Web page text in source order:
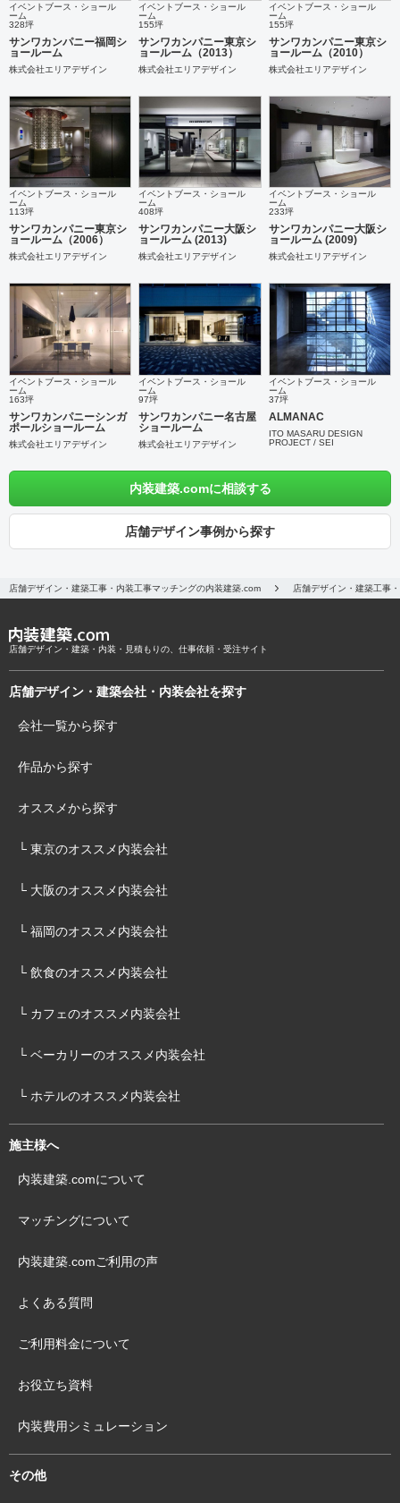
イベントブース・ショール
ーム
328坪
サンワカンパニー福岡シ
ョールーム
株式会社エリアデザイン
イベントブース・ショール
ーム
155坪
サンワカンパニー東京シ
ョールーム（2013）
株式会社エリアデザイン
イベントブース・ショール
ーム
155坪
サンワカンパニー東京シ
ョールーム（2010）
株式会社エリアデザイン
イベントブース・ショール
ーム
113坪
サンワカンパニー東京シ
ョールーム（2006）
株式会社エリアデザイン
イベントブース・ショール
ーム
408坪
サンワカンパニー大阪シ
ョールーム (2013)
株式会社エリアデザイン
イベントブース・ショール
ーム
233坪
サンワカンパニー大阪シ
ョールーム (2009)
株式会社エリアデザイン
イベントブース・ショール
ーム
163坪
サンワカンパニーシンガ
ポールショールーム
株式会社エリアデザイン
イベントブース・ショール
ーム
97坪
サンワカンパニー名古屋
ショールーム
株式会社エリアデザイン
イベントブース・ショール
ーム
37坪
ALMANAC
ITO MASARU DESIGN
PROJECT / SEI
内装建築.comに相談する
店舗デザイン事例から探す
店舗デザイン・建築工事・内装工事マッチングの内装建築.com 店舗デザイン・建築工事
店舗デザイン・建築・内装・見積もりの、仕事依頼・受注サイト
店舗デザイン・建築会社・内装会社を探す
会社一覧から探す
作品から探す
オススメから探す
└ 東京のオススメ内装会社
└ 大阪のオススメ内装会社
└ 福岡のオススメ内装会社
└ 飲食のオススメ内装会社
└ カフェのオススメ内装会社
└ ベーカリーのオススメ内装会社
└ ホテルのオススメ内装会社
施主様へ
内装建築.comについて
マッチングについて
内装建築.comご利用の声
よくある質問
ご利用料金について
お役立ち資料
内装費用シミュレーション
その他